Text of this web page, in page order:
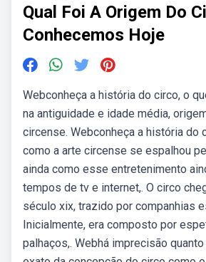
Qual Foi A Origem Do
Conhecemos Hoje
Webconheça a história do circo, o
na antiguidade e idade média,
circense. Webconheça a história do
como a arte circense se espalhou
ainda como esse entretenimento
tempos de tv e internet,. O circo
século xix, trazido por companhias
Inicialmente, era composto por
palhaços,. Webhá imprecisão